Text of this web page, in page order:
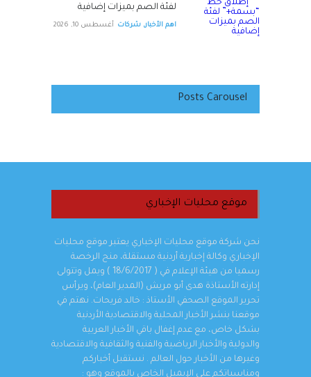
لفئة الصم بميزات إضافية
اهم الأخبار, شركات أغسطس 10, 2026
Posts Carousel
موقع محليات الإخباري
نحن شركة موقع محليات الإخباري يعتبر موقع محليات
الإخباري وكالة إخبارية أردنية مستقلة، منح الرخصة
رسميا من هيئة الإعلام في ( 18/6/2017 ) ويمل وتتولى
إدارته الأستاذة هدى أبو مريش (المدير العام)، ويرأس
تحرير الموقع الصحفي الأستاذ : خالد فريحات. نهتم في
موقعنا بنشر الأخبار المحلية والاقتصادية الأردنية
بشكل خاص، مع عدم إغفال باقي الأخبار العربية
والدولية والأخبار الرياضية والفنية والثقافية والاقتصادية
وغيرها من الأخبار حول العالم . نستقبل أخباركم
ومناسباتكم على الإيميل الخاص بالموقع وهو :